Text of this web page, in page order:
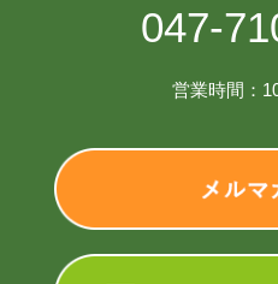
047-
営業時間：